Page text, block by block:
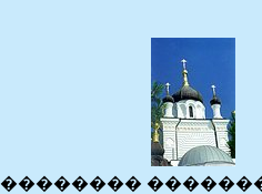
��������